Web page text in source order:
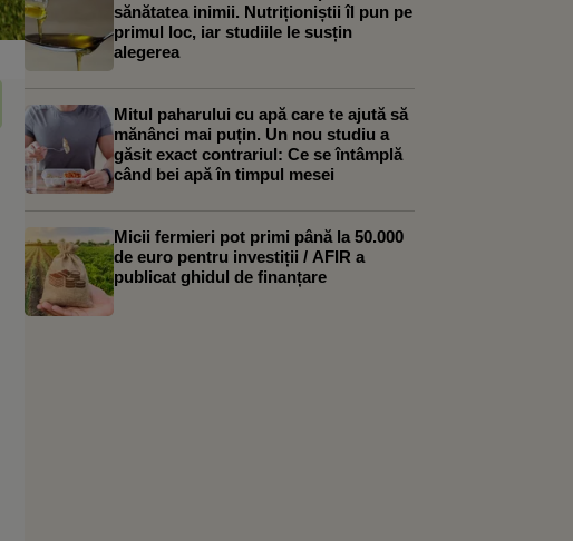
sănătatea inimii. Nutriționiștii îl pun pe
primul loc, iar studiile le susțin
alegerea
Mitul paharului cu apă care te ajută să
mănânci mai puțin. Un nou studiu a
găsit exact contrariul: Ce se întâmplă
când bei apă în timpul mesei
Micii fermieri pot primi până la 50.000
de euro pentru investiții / AFIR a
publicat ghidul de finanțare